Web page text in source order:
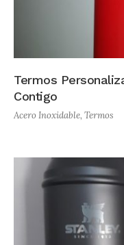
Termos
Contigo
Acero Inoxidable, Termos